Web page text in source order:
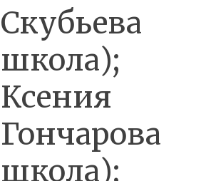
Скубьева
школа);
Ксения
Гончарова
школа);